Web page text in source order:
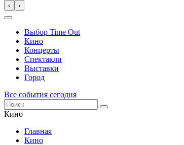
‹ ›
Выбор Time Out
Кино
Концерты
Спектакли
Выставки
Город
Все события сегодня
Кино
Главная
Кино